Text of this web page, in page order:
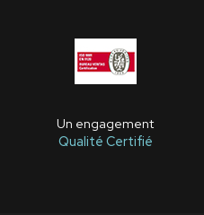
Un engagement
Qualité Certifié